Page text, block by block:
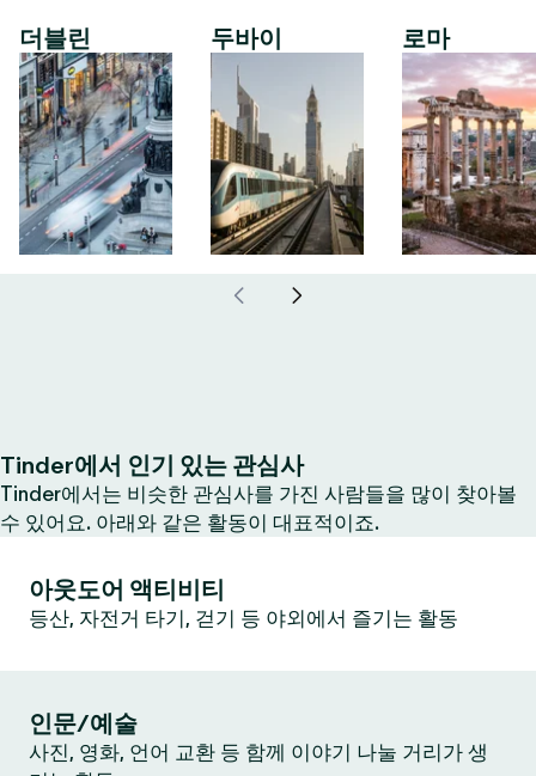
더블린 두바이 로마
Tinder에서 인기 있는 관심사
Tinder에서는 비슷한 관심사를 가진 사람들을 많이 찾아볼
수 있어요. 아래와 같은 활동이 대표적이죠.
아웃도어 액티비티
등산, 자전거 타기, 걷기 등 야외에서 즐기는 활동
인문/예술
사진, 영화, 언어 교환 등 함께 이야기 나눌 거리가 생